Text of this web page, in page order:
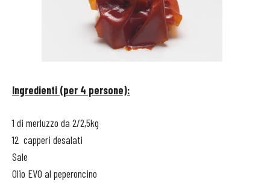
Ingredienti (per 4 persone):
1 di merluzzo da 2/2,5kg
12 capperi desalati
Sale
Olio EVO al peperoncino